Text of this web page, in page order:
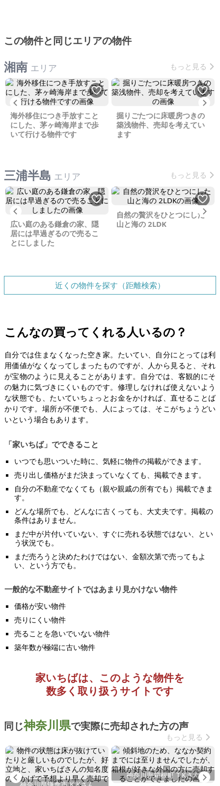
この物件と同じエリアの物件
湘南 エリア もっと見る
Previous
海外移住につき手放すこと
にした、茅ヶ崎海岸まで歩
いて行ける物件です
掘りごたつに床暖房つきの
築浅物件、売却を考えてい
ます
三浦半島 エリア もっと見る
Previous
広い庭のある鎌倉の家、隠
居には早過ぎるので売るこ
とにしました
自然の贅沢をひとつにした
山と海の 2LDK
近くの物件を探す（距離検索）
こんなの買ってくれる人いるの？
自分では住まなくなった空き家。たいてい、自分にとっては利
用価値がなくなってしまったものですが、人から見ると、それ
が宝物のように見えることがあります。自分では、客観的にそ
の魅力に気づきにくいものです。修理しなければ使えないよう
な状態でも、たいていちょっとお金をかければ、直せることば
かりです。場所が不便でも、人によっては、そこがちょうどい
いという場合もあります。
「家いちば」でできること
いつでも思いついた時に、気軽に物件の掲載ができます。
売り出し価格がまだ決まっていなくても、掲載できます。
自分の不動産でなくても（親や親戚の所有でも）掲載できま
す。
どんな場所でも、どんなに古くっても、大丈夫です。掲載の
条件はありません。
まだ中が片付いていない、すぐに売れる状態ではない、とい
う状況でも。
まだ売ろうと決めたわけではない、金額次第で売ってもよ
い、という方でも。
一般的な不動産サイトではあまり見かけない物件
価格が安い物件
売りにくい物件
売ることを急いでいない物件
築年数が極端に古い物件
家いちばは、このような物件を
数多く取り扱うサイトです
同じ神奈川県で実際に売却された方の声
もっと見る
Previous 神奈川県箱根町 T.Kさん